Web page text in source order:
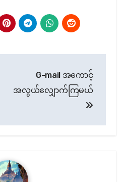
G-mail အကောင့်
အလွယ်လျှောက်ကြမယ်